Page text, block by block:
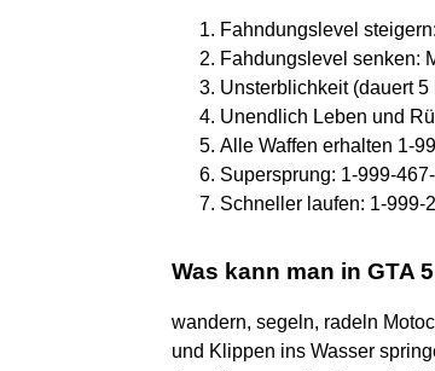
Fahndungslevel
Fahdungslevel senken:
Unsterblichkeit (dauert
Unendlich Leben und
Alle Waffen erhalten 1-
Supersprung: 1-999-
Schneller laufen: 1-999-
Was kann man in GTA
wandern, segeln, radeln
und Klippen ins Wasser